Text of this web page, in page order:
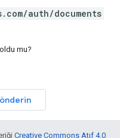
auth/documents
mu?
Creative Commons Atıf 4.0